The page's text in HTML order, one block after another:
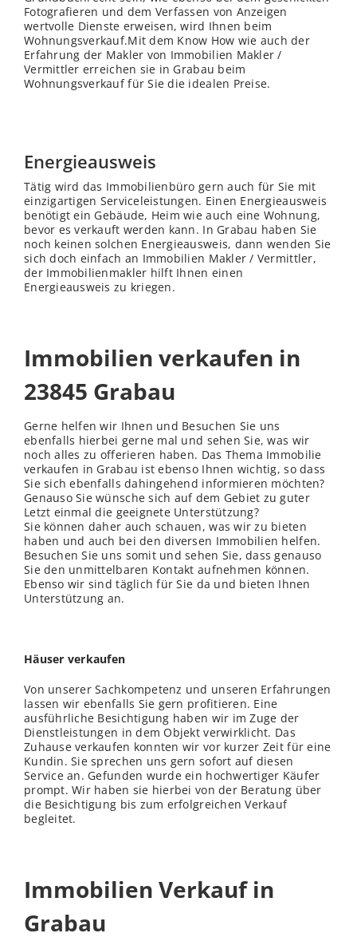
Fotografieren und dem Verfassen von Anzeigen
wertvolle Dienste erweisen, wird Ihnen beim
Wohnungsverkauf.Mit dem Know How wie auch der
Erfahrung der Makler von Immobilien Makler /
Vermittler erreichen sie in Grabau beim
Wohnungsverkauf für Sie die idealen Preise.
Energieausweis
Tätig wird das Immobilienbüro gern auch für Sie mit
einzigartigen Serviceleistungen. Einen Energieausweis
benötigt ein Gebäude, Heim wie auch eine Wohnung,
bevor es verkauft werden kann. In Grabau haben Sie
noch keinen solchen Energieausweis, dann wenden Sie
sich doch einfach an Immobilien Makler / Vermittler,
der Immobilienmakler hilft Ihnen einen
Energieausweis zu kriegen.
Immobilien verkaufen in
23845 Grabau
Gerne helfen wir Ihnen und Besuchen Sie uns
ebenfalls hierbei gerne mal und sehen Sie, was wir
noch alles zu offerieren haben. Das Thema Immobilie
verkaufen in Grabau ist ebenso Ihnen wichtig, so dass
Sie sich ebenfalls dahingehend informieren möchten?
Genauso Sie wünsche sich auf dem Gebiet zu guter
Letzt einmal die geeignete Unterstützung?
Sie können daher auch schauen, was wir zu bieten
haben und auch bei den diversen Immobilien helfen.
Besuchen Sie uns somit und sehen Sie, dass genauso
Sie den unmittelbaren Kontakt aufnehmen können.
Ebenso wir sind täglich für Sie da und bieten Ihnen
Unterstützung an.
Häuser verkaufen
Von unserer Sachkompetenz und unseren Erfahrungen
lassen wir ebenfalls Sie gern profitieren. Eine
ausführliche Besichtigung haben wir im Zuge der
Dienstleistungen in dem Objekt verwirklicht. Das
Zuhause verkaufen konnten wir vor kurzer Zeit für eine
Kundin. Sie sprechen uns gern sofort auf diesen
Service an. Gefunden wurde ein hochwertiger Käufer
prompt. Wir haben sie hierbei von der Beratung über
die Besichtigung bis zum erfolgreichen Verkauf
begleitet.
Immobilien Verkauf in
Grabau